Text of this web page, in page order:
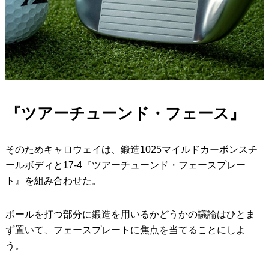
『ツアーチューンド・フェース』
そのためキャロウェイは、鍛造1025マイルドカーボンスチ
ールボディと17-4『ツアーチューンド・フェースプレー
ト』を組み合わせた。
ボールを打つ部分に鍛造を用いるかどうかの議論はひとま
ず置いて、フェースプレートに焦点を当てることにしよ
う。